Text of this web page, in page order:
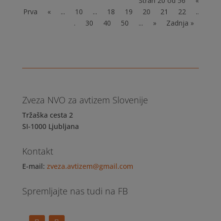
Prva
« ... 10 ... 18 19 20 21 22
..
.
30 40 50 ... » Zadnja »
Zveza NVO za avtizem Slovenije
Tržaška cesta 2
SI-1000 Ljubljana
Kontakt
E-mail: zveza.avtizem@gmail.com
Spremljajte nas tudi na FB